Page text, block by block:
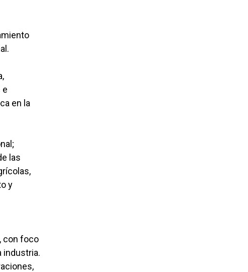
e
en la
las
y
con foco
industria.